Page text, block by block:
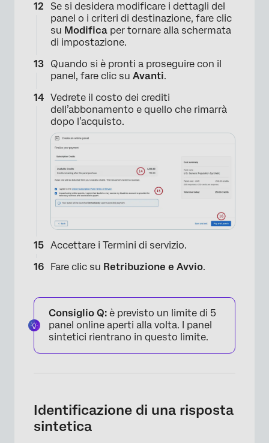
×
Se si desidera modificare i dettagli del
panel o i criteri di destinazione, fare clic
su Modifica per tornare alla schermata
di impostazione.
Quando si è pronti a proseguire con il
panel, fare clic su Avanti.
Vedrete il costo dei crediti
dell’abbonamento e quello che rimarrà
dopo l’acquisto.
Accettare i Termini di servizio.
Fare clic su Retribuzione e Avvio.
Consiglio Q: è previsto un limite di 5
panel online aperti alla volta. I panel
sintetici rientrano in questo limite.
Identificazione di una risposta
sintetica